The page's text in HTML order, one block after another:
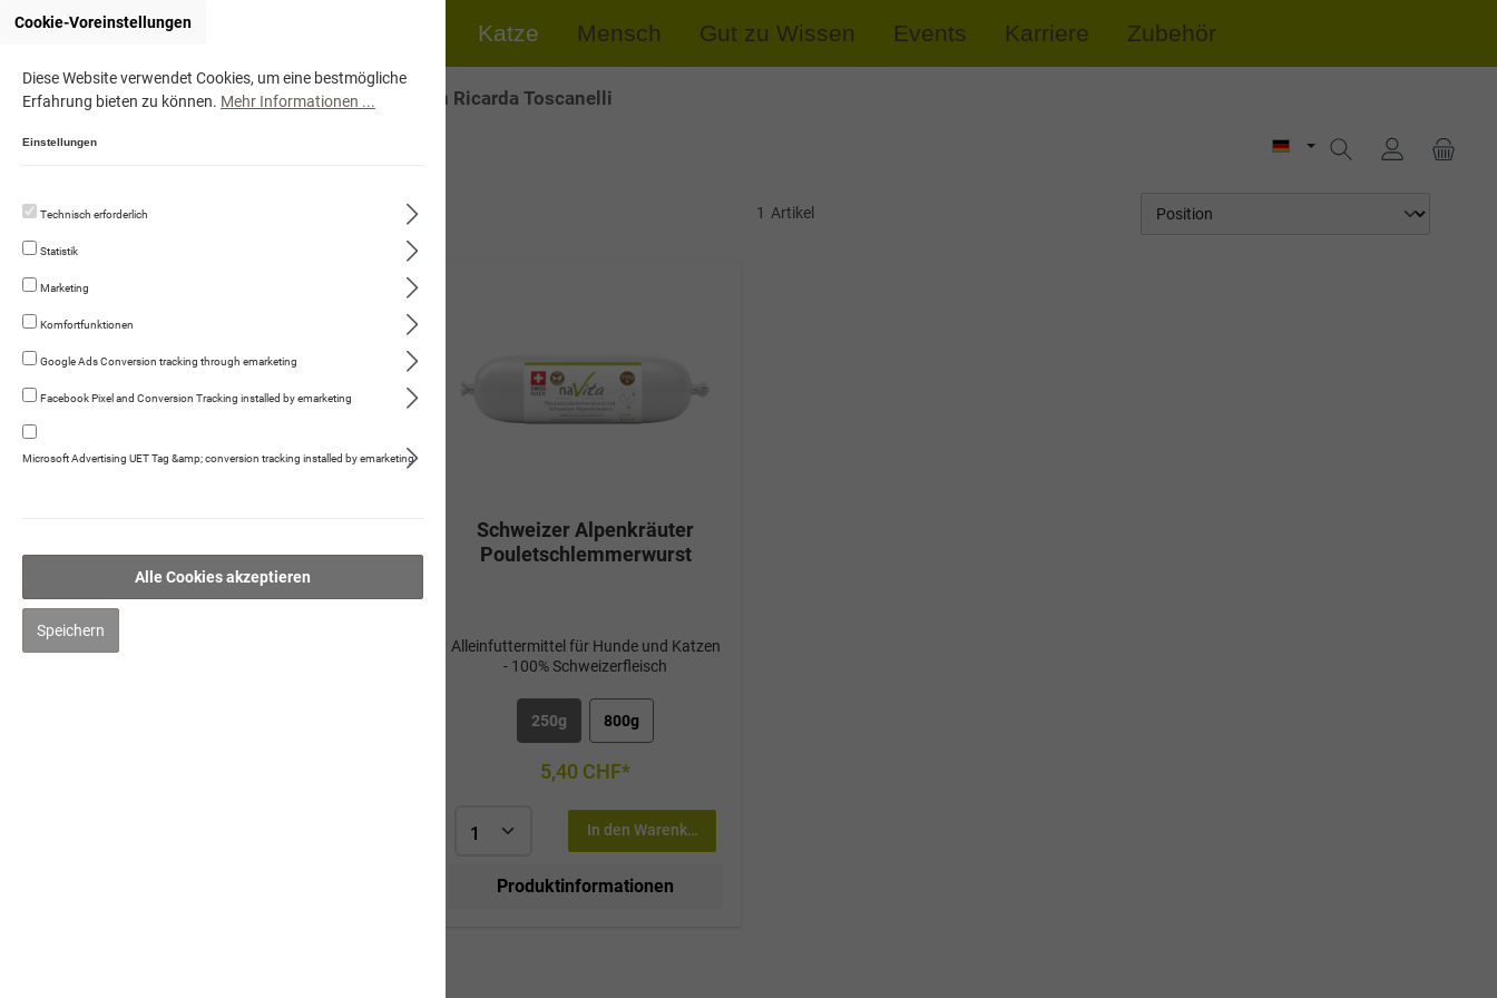
Katze Mensch Gut zu Wissen Events Karriere Zubehör
Onlineshop von Ricarda Toscanelli
Katze
Fleischmenüs
Trockennahrung
Kauartikel/Leckerli
Gourmet-Rinderwurst
Feinschmeckermenü
1 Artikel
Schweizer Alpenkräuter
Pouletschlemmerwurst
Alleinfuttermittel für Hunde und Katzen
- 100% Schweizerfleisch
250g 800g
5,40 CHF*
In den Warenkorb
Produktinformationen
Cookie-Voreinstellungen
Diese Website verwendet Cookies, um eine bestmögliche
Erfahrung bieten zu können. Mehr Informationen ...
Einstellungen
Technisch erforderlich
Statistik
Marketing
Komfortfunktionen
Google Ads Conversion tracking through emarketing
Facebook Pixel and Conversion Tracking installed by emarketing
Microsoft Advertising UET Tag &amp; conversion tracking installed by emarketing
Alle Cookies akzeptieren
Speichern